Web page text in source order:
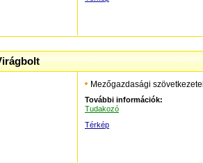
Mezőgazdasági
További információk:
Tudakozó
Térkép